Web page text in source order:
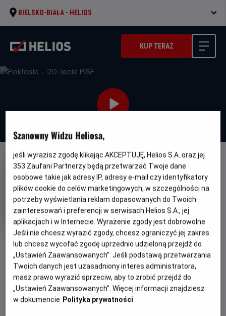
BIELSKO-BIAŁA - HELIOS
KUP TERAZ
FILM POLSKI
OBSERWUJ
Pokłosie - 20-lecie PISF
Oryginalny
tytuł
Pokłosie Gatunek
Dramat
Minimalny
wiek
Od 15 lat
Czas
trwania
102 min
Kraj
rok
produkcji
Polska
PREMIERA
9 listopada 2012
WIĘCEJ SZCZEGÓŁÓW
Szanowny Widzu Heliosa,
jeśli wyrazisz zgodę klikając AKCEPTUJĘ, Helios S.A. oraz jej
353 Zaufani Partnerzy będą przetwarzać Twoje dane
osobowe takie jak adresy IP, adresy e-mail czy identyfikatory
plików cookie do celów marketingowych, w szczególności na
potrzeby wyświetlania reklam dopasowanych do Twoich
zainteresowań i preferencji w serwisach Helios S.A., jej
aplikacjach i w Internecie. Wyrażenie zgody jest dobrowolne.
Jeśli nie chcesz wyrazić zgody, chcesz ograniczyć jej zakres
lub chcesz wycofać zgodę uprzednio udzieloną przejdź do
„Ustawień Zaawansowanych”. Jeśli podstawą przetwarzania
Twoich danych jest uzasadniony interes administratora,
masz prawo wyrazić sprzeciw, aby to zrobić przejdź do
„Ustawień Zaawansowanych”. Więcej informacji znajdziesz
w dokumencie Polityka prywatności